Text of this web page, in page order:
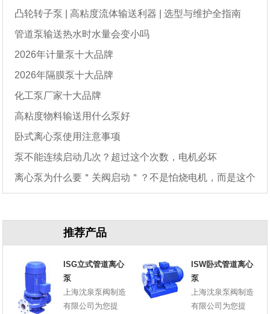
凸轮转子泵 | 高粘度流体输送利器 | 选型与维护全指南
管道泵输送热水时水量会变小吗
2026年计量泵十大品牌
2026年隔膜泵十大品牌
化工泵厂家十大品牌
高粘度物料输送用什么泵好
卧式离心泵使用注意事项
泵不能连续启动几次？超过这个次数，电机必坏
离心泵为什么要＂关阀启动＂？不是怕烧电机，而是这个
推荐产品
ISG立式管道离心
泵
上海沈泉泵阀制造
有限公司为您提
ISW卧式管道离心
泵
上海沈泉泵阀制造
有限公司为您提